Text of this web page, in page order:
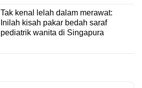
Tak kenal lelah dalam merawat:
Inilah kisah pakar bedah saraf
pediatrik wanita di Singapura